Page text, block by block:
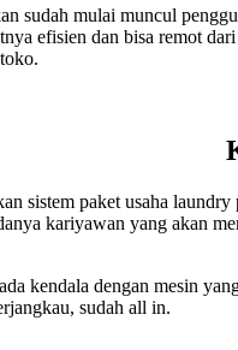
sudah mulai muncul
efisien dan bisa remot
sistem paket usaha
kariyawan yang akan
kendala dengan mesin
sudah all in.